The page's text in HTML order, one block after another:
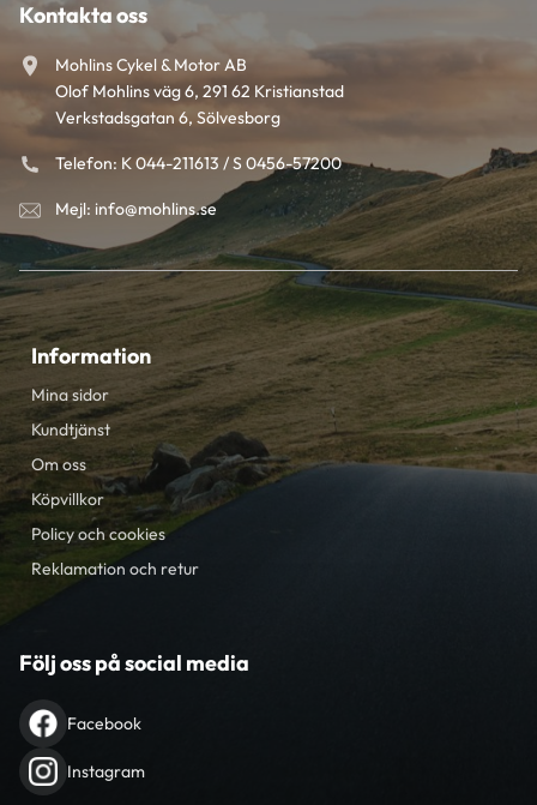
Kontakta oss
Mohlins Cykel & Motor AB
Olof Mohlins väg 6, 291 62 Kristianstad
Verkstadsgatan 6, Sölvesborg
Telefon: K 044-211613 / S 0456-57200
Mejl: info@mohlins.se
Information
Mina sidor
Kundtjänst
Om oss
Köpvillkor
Policy och cookies
Reklamation och retur
Följ oss på social media
Facebook
Instagram